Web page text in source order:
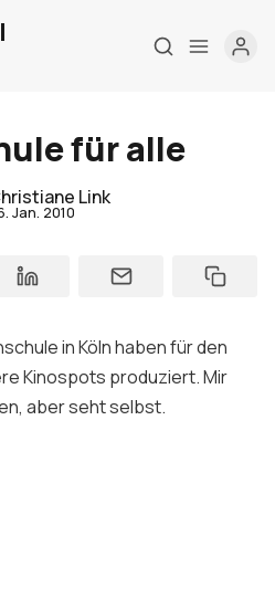
Home
Über mich
Kontakt
für alle
Link
Jan. 2010
in Köln haben für den
Kinospots produziert. Mir
aber seht selbst.